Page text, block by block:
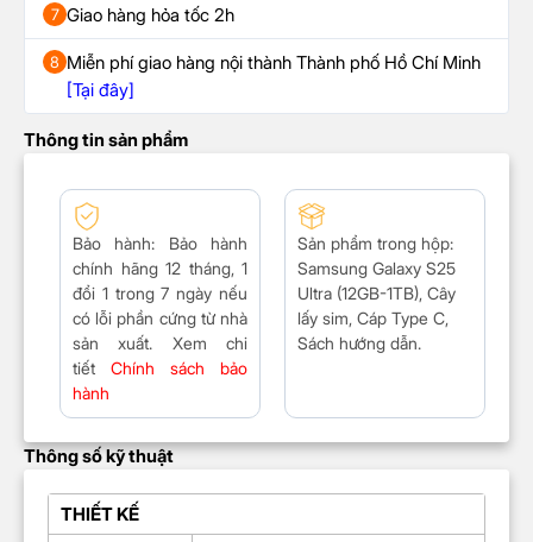
7 Giao hàng hỏa tốc 2h
8 Miễn phí giao hàng nội thành Thành phố Hồ Chí Minh
[Tại đây]
Thông tin sản phẩm
Bảo hành: Bảo hành
chính hãng 12 tháng, 1
đổi 1 trong 7 ngày nếu
có lỗi phần cứng từ nhà
sản xuất. Xem chi
tiết Chính sách bảo
hành
Sản phẩm trong hộp:
Samsung Galaxy S25
Ultra (12GB-1TB), Cây
lấy sim, Cáp Type C,
Sách hướng dẫn.
Thông số kỹ thuật
THIẾT KẾ